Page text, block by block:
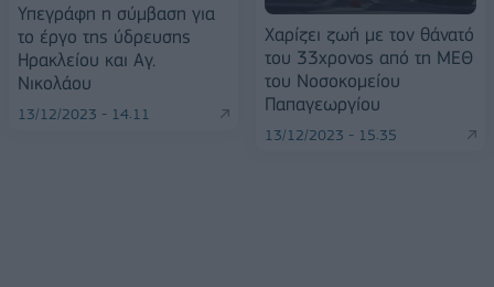
Υπεγράφη η σύμβαση για
το έργο της ύδρευσης
Ηρακλείου και Αγ.
Νικολάου
13/12/2023 - 14:11
Χαρίζει ζωή με τον θάνατό
του 33χρονος από τη ΜΕΘ
του Νοσοκομείου
Παπαγεωργίου
13/12/2023 - 15:35